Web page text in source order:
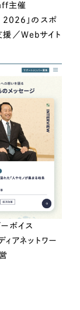
主催
2026」のスポ
援／Webサイト
ボイス
ィアネットワー